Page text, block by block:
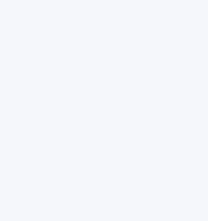
bạn trượt., Rổ Extra Space thứ
trong nhà bếp nhỏ hơn. Giỏ
định và linh hoạt cho tất cả
bạn.
hòa tan viên rửa đảm bảo kết